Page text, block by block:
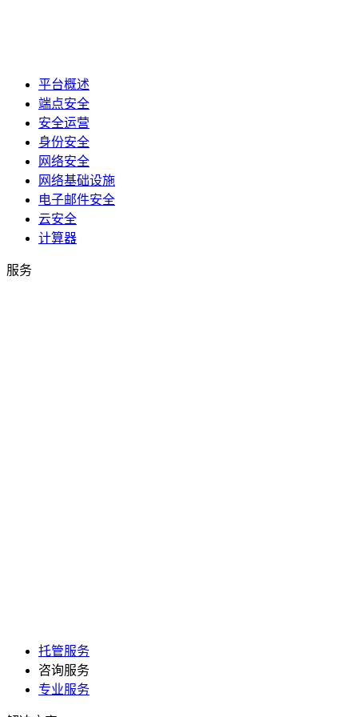
平台概述
端点安全
安全运营
身份安全
网络安全
网络基础设施
电子邮件安全
云安全
计算器
服务
托管服务
咨询服务
专业服务